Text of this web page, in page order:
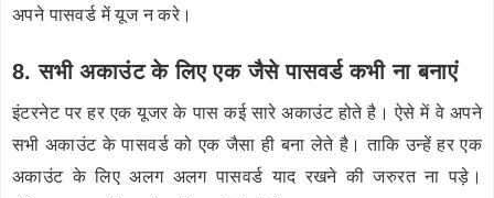
अपने पासवर्ड में यूज न करे।
8. सभी अकाउंट के लिए एक जैसे पासवर्ड कभी ना बनाएं
इंटरनेट पर हर एक यूजर के पास कई सारे अकाउंट होते है। ऐसे में वे अपने
सभी अकाउंट के पासवर्ड को एक जैसा ही बना लेते है। ताकि उन्हें हर एक
अकाउंट के लिए अलग अलग पासवर्ड याद रखने की जरुरत ना पड़े।